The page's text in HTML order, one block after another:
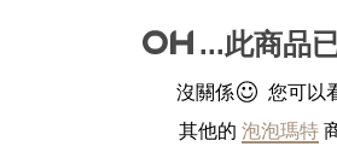
...此商品
沒關係
您可以
其他的 泡泡瑪特